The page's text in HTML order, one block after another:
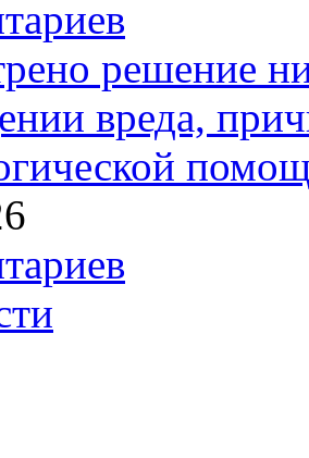
решение
вреда,